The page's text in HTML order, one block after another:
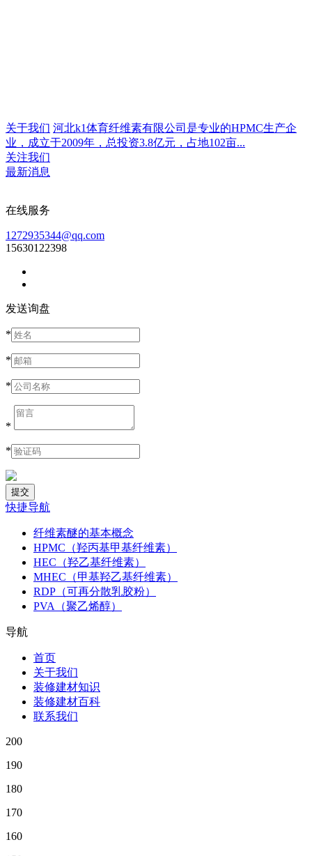
关于我们 河北k1体育纤维素有限公司是专业的HPMC生产企
业，成立于2009年，总投资3.8亿元，占地102亩...
关注我们
最新消息
在线服务
1272935344@qq.com
15630122398
发送询盘
*
*
*
*
*
快捷导航
纤维素醚的基本概念
HPMC（羟丙基甲基纤维素）
HEC（羟乙基纤维素）
MHEC（甲基羟乙基纤维素）
RDP（可再分散乳胶粉）
PVA（聚乙烯醇）
导航
首页
关于我们
装修建材知识
装修建材百科
联系我们
200
190
180
170
160